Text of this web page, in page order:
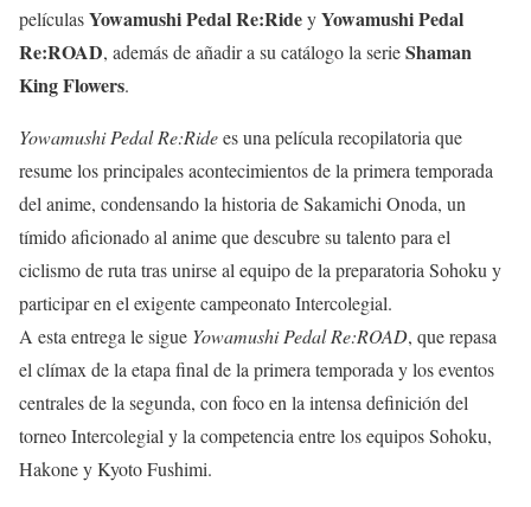
películasYowamushi Pedal Re:RideyYowamushi Pedal
Re:ROAD, además de añadir a su catálogo la serieShaman
King Flowers.
Yowamushi Pedal Re:Ridees una película recopilatoria que
resume los principales acontecimientos de la primera temporada
del anime, condensando la historia de Sakamichi Onoda, un
tímido aficionado al anime que descubre su talento para el
ciclismo de ruta tras unirse al equipo de la preparatoria Sohoku y
participar en el exigente campeonato Intercolegial.
A esta entrega le sigue Yowamushi Pedal Re:ROAD, que repasa
el clímax de la etapa final de la primera temporada y los eventos
centrales de la segunda, con foco en la intensa definición del
torneo Intercolegial y la competencia entre los equipos Sohoku,
Hakone y Kyoto Fushimi.